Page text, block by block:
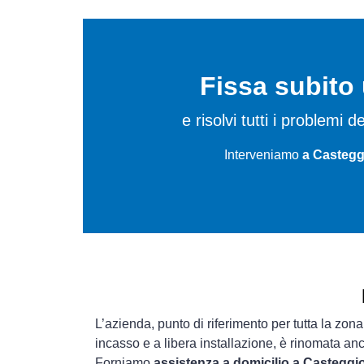
Fissa subito
e risolvi tutti i problemi
Interveniamo a
L’azienda, punto di riferimento per tutta la
incasso e a libera installazione, è rinomata